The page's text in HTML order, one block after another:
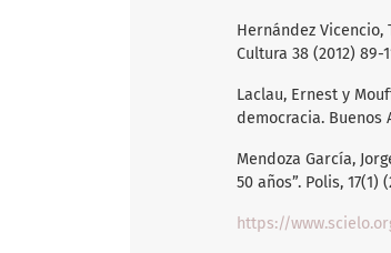
Hernández Vicencio,
Cultura 38 (2012) 89-
Laclau, Ernest y
democracia. Buenos
Mendoza García,
50 años”. Polis, 17(1)
https://